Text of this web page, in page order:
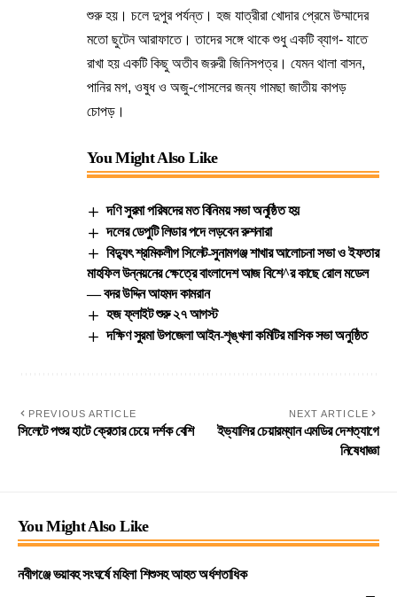
শুরু হয়। চলে দুপুর পর্যন্ত। হজ যাত্রীরা খোদার প্রেমে উম্মাদের
মতো ছুটেন আরাফাতে। তাদের সঙ্গে থাকে শুধু একটি ব্যাগ- যাতে
রাখা হয় একটি কিছু অতীব জরুরী জিনিসপত্র। যেমন থালা বাসন,
পানির মগ, ওষুধ ও অজু-গোসলের জন্য গামছা জাতীয় কাপড়
চোপড়।
You Might Also Like
দণি সুরমা পরিষদের মত বিনিময় সভা অনুষ্ঠিত হয়
দলের ডেপুটি লিডার পদে লড়বেন রুশনারা
বিদ্যুৎ শ্রমিকলীগ সিলেট-সুনামগঞ্জ শাখার আলোচনা সভা ও ইফতার
মাহফিল উন্নয়নের ক্ষেত্রে বাংলাদেশ আজ বিশে^র কাছে রোল মডেল
— বদর উদ্দিন আহমদ কামরান
হজ ফ্লাইট শুরু ২৭ আগস্ট
দক্ষিণ সুরমা উপজেলা আইন-শৃঙ্খলা কমিটির মাসিক সভা অনুষ্ঠিত
PREVIOUS ARTICLE
সিলেটে পশুর হাটে ক্রেতার চেয়ে দর্শক বেশি
NEXT ARTICLE
ইভ্যালির চেয়ারম্যান এমডির দেশত্যাগে
নিষেধাজ্ঞা
You Might Also Like
নবীগঞ্জে ভয়াবহ সংঘর্ষে মহিলা শিশুসহ আহত অর্ধশতাধিক